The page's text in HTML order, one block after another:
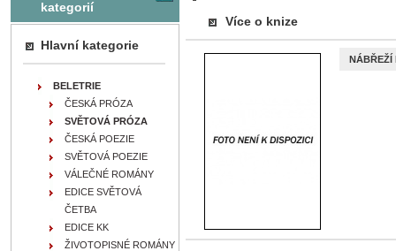
Více o knize
NÁBŘEŽÍ
kategorií
Hlavní kategorie
BELETRIE
ČESKÁ PRÓZA
SVĚTOVÁ PRÓZA
ČESKÁ POEZIE
SVĚTOVÁ POEZIE
VÁLEČNÉ ROMÁNY
EDICE SVĚTOVÁ
ČETBA
EDICE KK
ŽIVOTOPISNÉ ROMÁNY